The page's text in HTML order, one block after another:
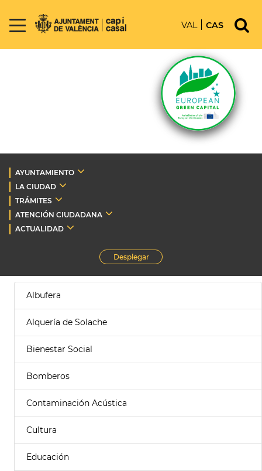
VAL CAS
AYUNTAMIENTO
LA CIUDAD
TRÁMITES
ATENCIÓN CIUDADANA
ACTUALIDAD
Desplegar
Albufera
Alquería de Solache
Bienestar Social
Bomberos
Contaminación Acústica
Cultura
Educación